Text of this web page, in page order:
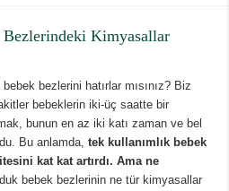
Bezlerindeki Kimyasallar
bezlerini hatırlar mısınız? Biz
bebeklerin iki-üç saatte bir
bunun en az iki katı zaman ve bel
Bu anlamda, tek kullanımlık bebek
kat kat artırdı. Ama ne
bebek bezlerinin ne tür kimyasallar